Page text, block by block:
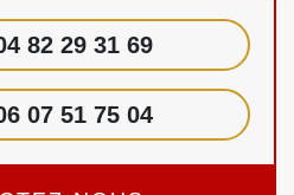
82 29 31 69
07 51 75 04